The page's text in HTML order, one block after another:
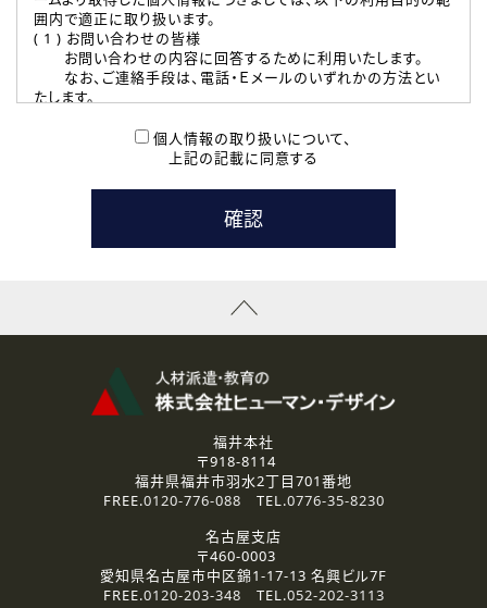
囲内で適正に取り扱います。
( 1 ) お問い合わせの皆様
お問い合わせの内容に回答するために利用いたします。
なお、ご連絡手段は、電話・Ｅメールのいずれかの方法とい
たします。
本登録に関するご連絡および本登録時の参考情報として利
たします。
( 3 ) スタッフ派遣を検討されている企業の皆様
お問い合わせの内容に回答するために利用いたします。
なお、ご連絡手段は、電話・Ｅメールのいずれかの方法とい
資料送付、受講相談に関するご連絡のために利用いたしま
その他、お問い合わせの内容に回答するために利用いたし
なお、ご連絡手段は、電話・Ｅメールのいずれかの方法とい
2.個人情報の第三者提供
ご提供いただいた個人情報は、法令等の規定に従う場合を除き、
3.個人情報の取り扱いの委託
弊社の定める個人情報保護の評価基準を満たした委託先に、個
人情報を委託する場合があります。
個人情報の取り扱いについて、
上記の記載に同意する
福井本社
〒918-8114
福井県福井市羽水2丁目701番地
FREE.0120-776-088 TEL.0776-35-8230
名古屋支店
〒460-0003
愛知県名古屋市中区錦1-17-13 名興ビル7F
FREE.0120-203-348 TEL.052-202-3113